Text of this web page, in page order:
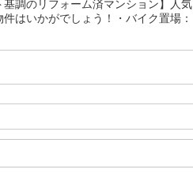
調のリフォーム済マンション】人気
はいかがでしょう！・バイク置場：